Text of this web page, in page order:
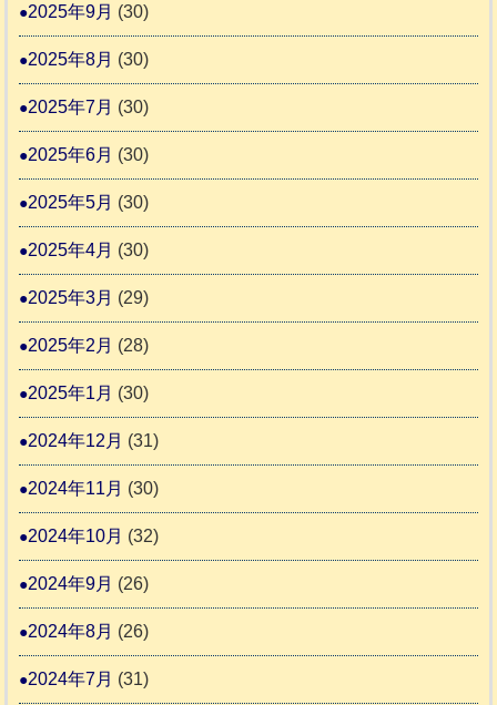
2025年9月 (30)
2025年8月 (30)
2025年7月 (30)
2025年6月 (30)
2025年5月 (30)
2025年4月 (30)
2025年3月 (29)
2025年2月 (28)
2025年1月 (30)
2024年12月 (31)
2024年11月 (30)
2024年10月 (32)
2024年9月 (26)
2024年8月 (26)
2024年7月 (31)